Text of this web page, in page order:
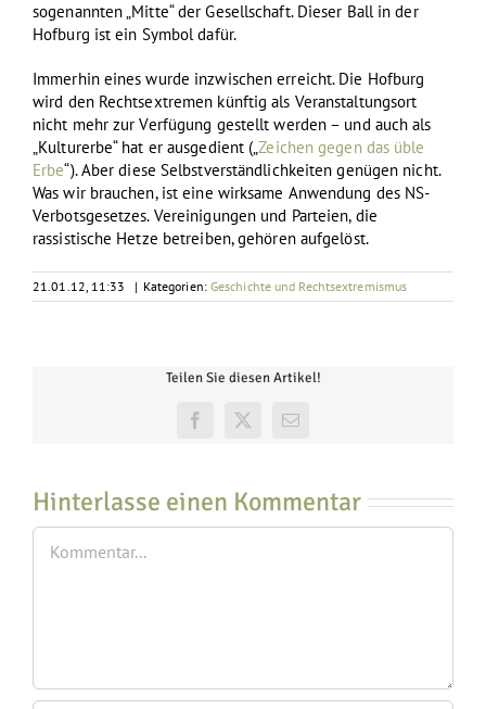
sogenannten „Mitte“ der Gesellschaft. Dieser Ball in der
Hofburg ist ein Symbol dafür.
Immerhin eines wurde inzwischen erreicht. Die Hofburg
wird den Rechtsextremen künftig als Veranstaltungsort
nicht mehr zur Verfügung gestellt werden – und auch als
„Kulturerbe“ hat er ausgedient („Zeichen gegen das üble
Erbe“). Aber diese Selbstverständlichkeiten genügen nicht.
Was wir brauchen, ist eine wirksame Anwendung des NS-
Verbotsgesetzes. Vereinigungen und Parteien, die
rassistische Hetze betreiben, gehören aufgelöst.
21.01.12, 11:33 | Kategorien: Geschichte und Rechtsextremismus
Teilen Sie diesen Artikel!
Facebook
X
E-
Hinterlasse einen Kommentar
Kommentar